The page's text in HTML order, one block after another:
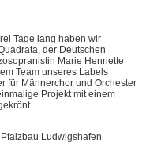
Tage lang haben wir
der Deutschen
Marie Henriette
Team unseres Labels
für Männerchor und Orchester
Projekt mit einem
Ludwigshafen